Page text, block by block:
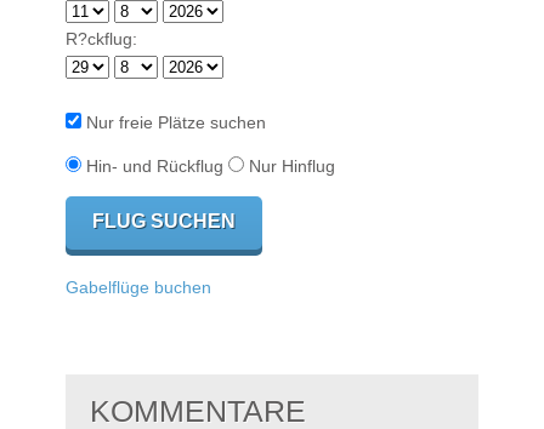
R?ckflug:
Nur freie Plätze suchen
Hin- und Rückflug Nur Hinflug
Gabelflüge buchen
KOMMENTARE